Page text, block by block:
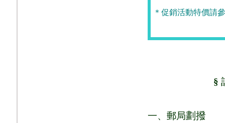
＊促銷活動特價請
§
一、郵局劃撥